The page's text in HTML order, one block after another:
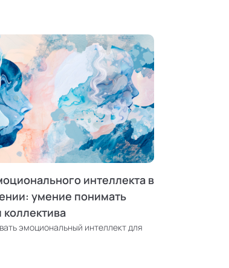
интеллекта в
умение понимать
эмоциональный интеллект для